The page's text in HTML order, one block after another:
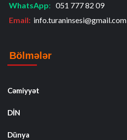
WhatsApp: 051 777 82 09
Email: info.turaninsesi@gmail.com
Bölmələr
Cəmiyyət
DİN
Dünya